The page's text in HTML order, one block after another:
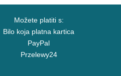
Možete platiti s:
Bilo koja platna kartica
PayPal
Przelewy24